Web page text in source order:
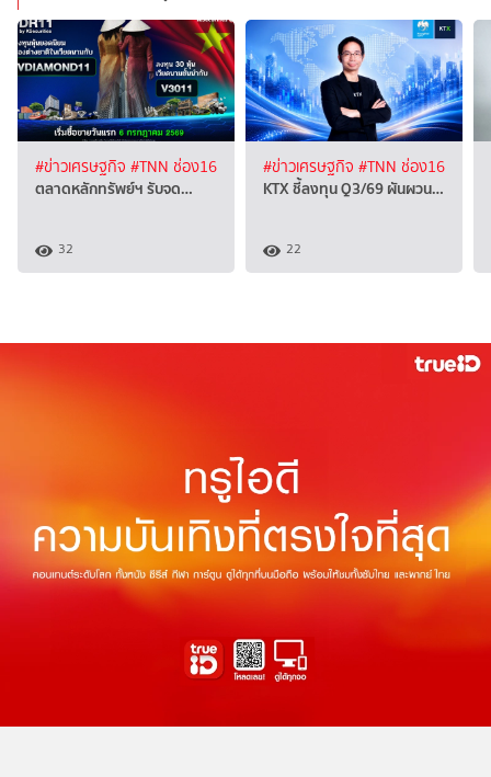
#ข่าวเศรษฐกิจ #TNN ช่อง16
ตลาดหลักทรัพย์ฯ รับจด…
32
#ข่าวเศรษฐกิจ #TNN ช่อง16
KTX ชี้ลงทุน Q3/69 ผันผวน…
22